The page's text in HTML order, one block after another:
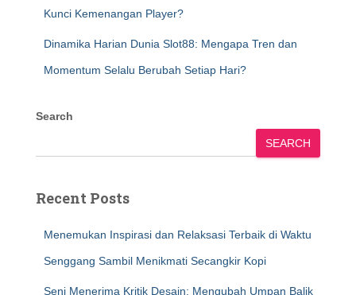
Kunci Kemenangan Player?
Dinamika Harian Dunia Slot88: Mengapa Tren dan
Momentum Selalu Berubah Setiap Hari?
Search
SEARCH
Recent Posts
Menemukan Inspirasi dan Relaksasi Terbaik di Waktu
Senggang Sambil Menikmati Secangkir Kopi
Seni Menerima Kritik Desain: Mengubah Umpan Balik